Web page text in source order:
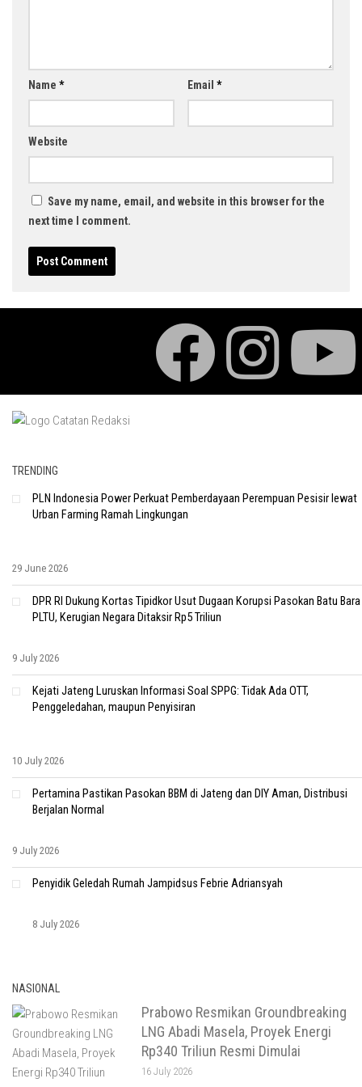
Name * Email *
Website
Save my name, email, and website in this browser for the
next time I comment.
TRENDING
PLN Indonesia Power Perkuat Pemberdayaan Perempuan Pesisir lewat
Urban Farming Ramah Lingkungan
29 June 2026
DPR RI Dukung Kortas Tipidkor Usut Dugaan Korupsi Pasokan Batu Bara
PLTU, Kerugian Negara Ditaksir Rp5 Triliun
9 July 2026
Kejati Jateng Luruskan Informasi Soal SPPG: Tidak Ada OTT,
Penggeledahan, maupun Penyisiran
10 July 2026
Pertamina Pastikan Pasokan BBM di Jateng dan DIY Aman, Distribusi
Berjalan Normal
9 July 2026
Penyidik Geledah Rumah Jampidsus Febrie Adriansyah
8 July 2026
NASIONAL
Prabowo Resmikan Groundbreaking
LNG Abadi Masela, Proyek Energi
Rp340 Triliun Resmi Dimulai
16 July 2026